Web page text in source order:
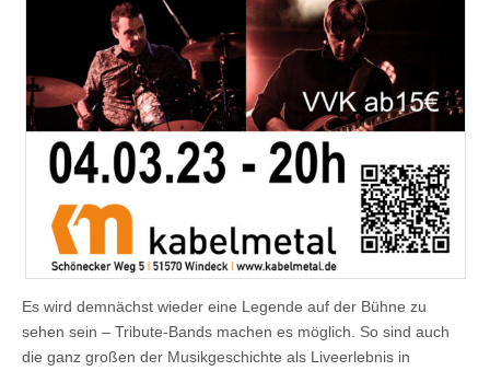
Es wird demnächst wieder eine Legende auf der Bühne zu
sehen sein – Tribute-Bands machen es möglich. So sind auch
die ganz großen der Musikgeschichte als Liveerlebnis in